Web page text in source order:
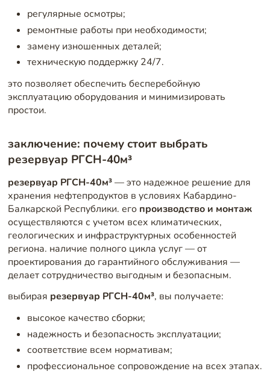
регулярные осмотры;
ремонтные работы при необходимости;
замену изношенных деталей;
техническую поддержку 24/7.
это позволяет обеспечить бесперебойную
эксплуатацию оборудования и минимизировать
простои.
заключение: почему стоит выбрать
резервуар РГСН-40м³
резервуар РГСН-40м³— это надежное решение для
хранения нефтепродуктов в условиях Кабардино-
Балкарской Республики. его производство и монтаж
осуществляются с учетом всех климатических,
геологических и инфраструктурных особенностей
региона. наличие полного цикла услуг — от
проектирования до гарантийного обслуживания —
делает сотрудничество выгодным и безопасным.
выбирая резервуар РГСН-40м³, вы получаете:
высокое качество сборки;
надежность и безопасность эксплуатации;
соответствие всем нормативам;
профессиональное сопровождение на всех этапах.